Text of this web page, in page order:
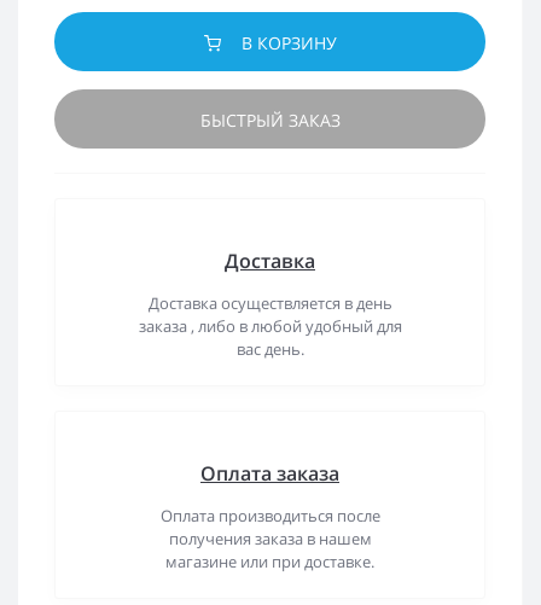
В КОРЗИНУ
БЫСТРЫЙ ЗАКАЗ
Доставка
Доставка осуществляется в день
заказа , либо в любой удобный для
вас день.
Оплата заказа
Оплата производиться после
получения заказа в нашем
магазине или при доставке.